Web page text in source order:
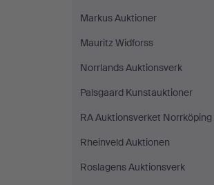
Markus Auktioner
Mauritz Widforss
Norrlands Auktionsverk
Palsgaard Kunstauktioner
RA Auktionsverket Norrköping
Rheinveld Auktionen
Roslagens Auktionsverk